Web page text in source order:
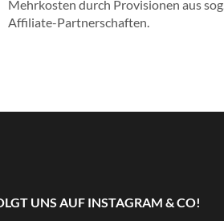
Mehrkosten durch Provisionen aus sog.
Affiliate-Partnerschaften.
UNS AUF INSTAGRAM & CO!